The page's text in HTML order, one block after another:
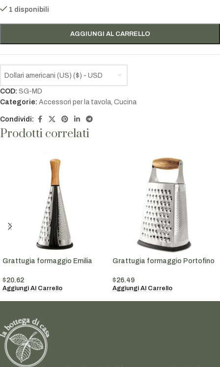
1 disponibili
AGGIUNGI AL CARRELLO
Dollari americani (US) ($) - USD
COD: SG-MD
Categorie: Accessori per la tavola, Cucina
Condividi:
Prodotti correlati
Grattugia formaggio Emilia
$20.62
Aggiungi Al Carrello
Grattugia formaggio Portofino
$26.49
Aggiungi Al Carrello